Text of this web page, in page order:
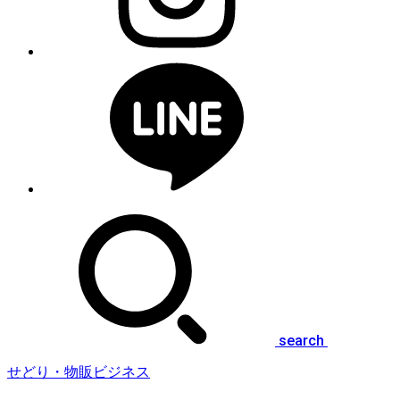
search
せどり・物販ビジネス